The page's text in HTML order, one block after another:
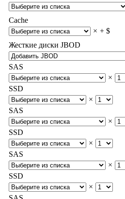
Cache
× + $
Жесткие диски JBOD
SAS
×
SSD
×
SAS
×
SSD
×
SAS
×
SSD
×